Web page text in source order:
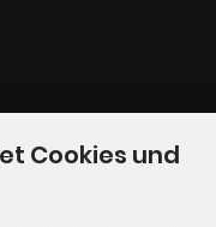
Cookies und